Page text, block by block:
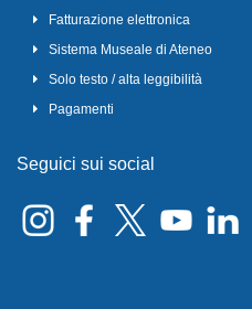
Fatturazione elettronica
Sistema Museale di Ateneo
Solo testo / alta leggibilità
Pagamenti
Seguici sui social